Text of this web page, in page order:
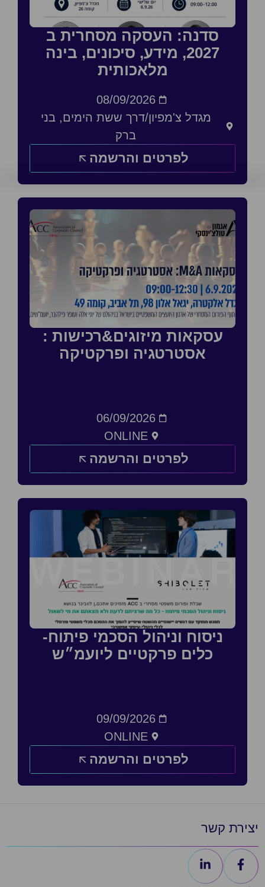
סדנה: העסקה מסחרית ב
2027, מידע, סיכונים, בינה
מלאכותית
08/09/2026
מגדל צ'מפיון/דרך ששת הימים, בני
ברק
לפרטים והרשמה
עסקאות מיזוגים&רכישות :
אסטרטגיה ופרקטיקה
06/09/2026
ONLINE
לפרטים והרשמה
ניסוח וניהול הסכמי פיתוח-
כלים פרקטיים ליועמ״ש
09/09/2026
ONLINE
לפרטים והרשמה
יצירת קשר